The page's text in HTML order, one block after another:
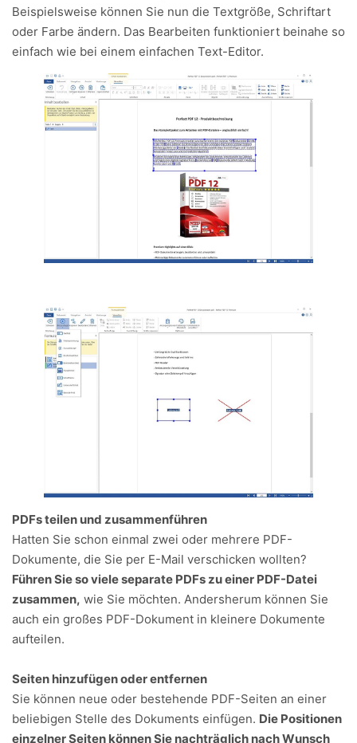
Beispielsweise können Sie nun die Textgröße, Schriftart
oder Farbe ändern. Das Bearbeiten funktioniert beinahe so
einfach wie bei einem einfachen Text-Editor.
PDFs teilen und zusammenführen
Hatten Sie schon einmal zwei oder mehrere PDF-
Dokumente, die Sie per E-Mail verschicken wollten?
Führen Sie so viele separate PDFs zu einer PDF-Datei
zusammen, wie Sie möchten. Andersherum können Sie
auch ein großes PDF-Dokument in kleinere Dokumente
aufteilen.
Seiten hinzufügen oder entfernen
Sie können neue oder bestehende PDF-Seiten an einer
beliebigen Stelle des Dokuments einfügen. Die Positionen
einzelner Seiten können Sie nachträglich nach Wunsch